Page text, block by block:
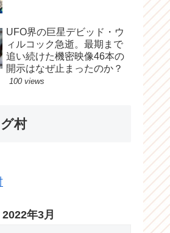
UFO界の巨星デビッド・ウ
ィルコック急逝。最期まで
追い続けた機密映像46本の
開示はなぜ止まったのか？
100 views
村
2022年3月